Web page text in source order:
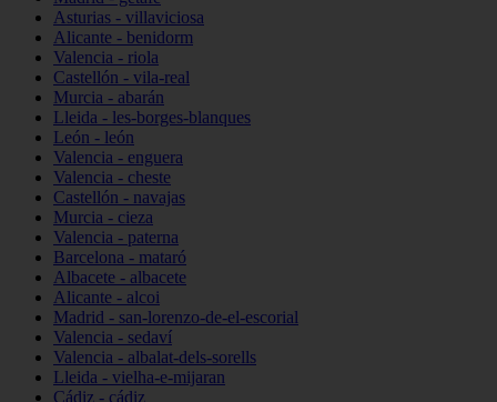
Asturias - villaviciosa
Alicante - benidorm
Valencia - riola
Castellón - vila-real
Murcia - abarán
Lleida - les-borges-blanques
León - león
Valencia - enguera
Valencia - cheste
Castellón - navajas
Murcia - cieza
Valencia - paterna
Barcelona - mataró
Albacete - albacete
Alicante - alcoi
Madrid - san-lorenzo-de-el-escorial
Valencia - sedaví
Valencia - albalat-dels-sorells
Lleida - vielha-e-mijaran
Cádiz - cádiz